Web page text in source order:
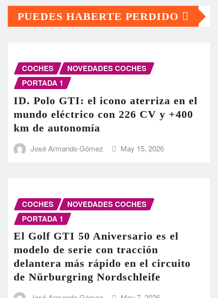
PUEDES HABERTE PERDIDO
COCHES
NOVEDADES COCHES
PORTADA 1
ID. Polo GTI: el icono aterriza en el
mundo eléctrico con 226 CV y +400
km de autonomía
José Armando Gómez May 15, 2026
COCHES
NOVEDADES COCHES
PORTADA 1
El Golf GTI 50 Aniversario es el
modelo de serie con tracción
delantera más rápido en el circuito
de Nürburgring Nordschleife